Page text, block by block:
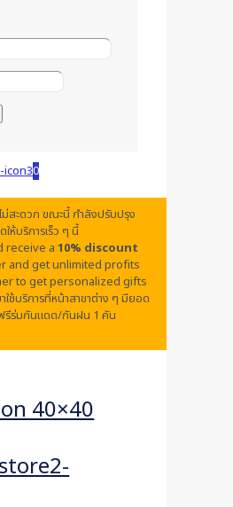
0
สะดวก ขณะนี้ กำลังปรับปรุง
ให้บริการเร็ว ๆ นี้
receive a 10% discount
and get unlimited profits
to get personalized gifts
ช้บริการที่หน้าสาขาต่าง ๆ มียอด
รีร่มกันแดด/กันฝน 1 คัน